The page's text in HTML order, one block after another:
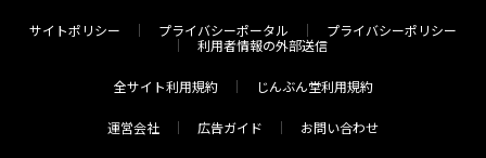
サイトポリシー プライバシーポータル
プライバシーポリシー
利用者情報の外部送信
全サイト利用規約 じんぶん堂利用規約
運営会社 広告ガイド お問い合わせ